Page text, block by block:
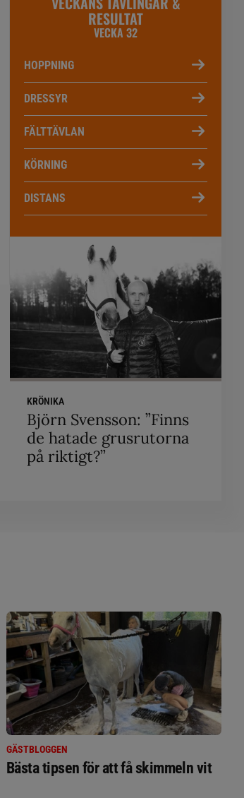
RESULTAT
VECKA 32
HOPPNING
DRESSYR
FÄLTTÄVLAN
KÖRNING
DISTANS
KRÖNIKA
Björn Svensson: ”Finns
de hatade grusrutorna
på riktigt?”
GÄSTBLOGGEN
Bästa tipsen för att få skimmeln vit